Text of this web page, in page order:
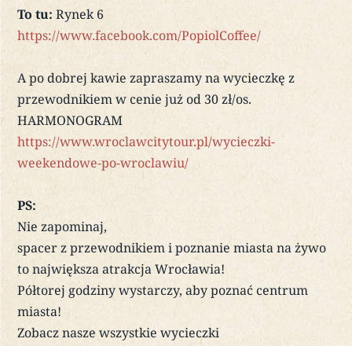
To tu: Rynek 6
https://www.facebook.com/PopiolCoffee/
A po dobrej kawie zapraszamy na wycieczkę z
przewodnikiem w cenie już od 30 zł/os.
HARMONOGRAM
https://www.wroclawcitytour.pl/wycieczki-
weekendowe-po-wroclawiu/
PS:
Nie zapominaj,
spacer z przewodnikiem i poznanie miasta na żywo
to największa atrakcja Wrocławia!
Półtorej godziny wystarczy, aby poznać centrum
miasta!
Zobacz nasze wszystkie wycieczki